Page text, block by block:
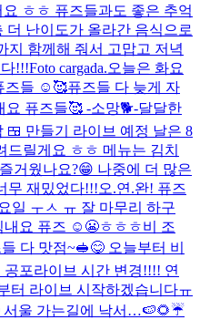
ㅎㅎ 퓨즈들과도 좋은 추억
더 난이도가 올라간 음식으로
지 함께해 줘서 고맙고 저녁
!!!Foto cargada.오늘은 화요
즈들 ☺️🥰퓨즈들 다 늦게 자
요 퓨즈들🥰 -소망🐕-달달한
🍱 만들기 라이브 예정 날은 8
릴게요 ㅎㅎ 메뉴는 김치
거웠나요?😁 나중에 더 많은
무 재밌었다!!!오.연.완! 퓨즈
일 ㅜㅅ ㅠ 잘 마무리 하구
내요 퓨즈 ☺️😬ㅎㅎㅎ비 조
다 맛점~🥪😋 오늘부터 비
공포라이브 시간 변경!!!! 연
터 라이브 시작하겠습니다ㅠ
울 가는길에 낙서…🍉🌻☔️